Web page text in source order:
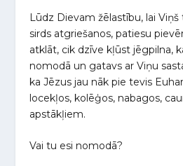
Lūdz Dievam žēlastību, lai
sirds atgriešanos, patiesu
atklāt, cik dzīve kļūst jēgpilna,
nomodā un gatavs ar Viņu
ka Jēzus jau nāk pie tevis
locekļos, kolēģos, nabagos,
apstākļiem.
Vai tu esi nomodā?